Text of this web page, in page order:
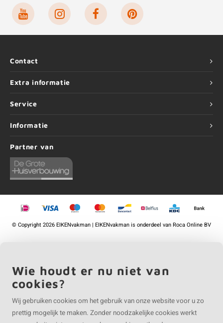
Contact
Extra informatie
Service
Informatie
Partner van
©Copyright2026 EIKENvakman | EIKENvakman is onderdeel vanRoca Online BV
Wie houdt er nu niet van
cookies?
Wij gebruiken cookies om het gebruik van onze website voor u zo
prettig mogelijk te maken. Zonder noodzakelijke cookies werkt